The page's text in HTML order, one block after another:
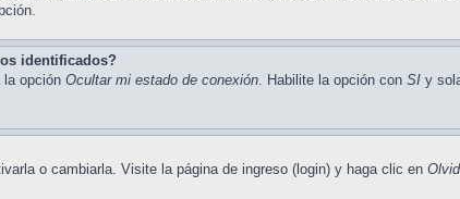
identificados?
la opción Ocultar mi estado de conexión. Habilite la opción con SI y
o cambiarla. Visite la página de ingreso (login) y haga clic en